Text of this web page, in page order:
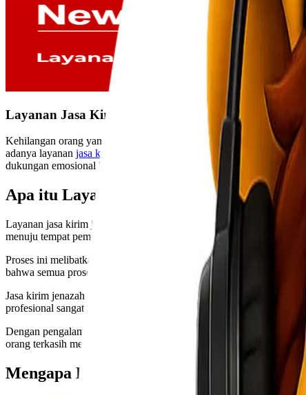
Layanan Jasa Kirim Jenazah Seluruh Indonesia
Kehilangan orang yang kita cintai adalah salah satu momen
adanya layanan jasa kirim jenazah
lionel express, semua urusan
dukungan emosional bagi keluarga yang ditinggalkan. Mari kita
Apa itu Layanan Jasa Kirim Jenazah?
Layanan jasa kirim jenazah adalah layanan yang menyediakan
menuju tempat pemakaman atau krematorium.la
Proses ini melibatkan berbagai aspek penting. Selain transportasi,
bahwa semua prosedur dilakukan sesuai dengan hukum dan
Jasa kirim jenazah hadir untuk memberikan kemudahan bagi
profesional sangat membantu meringankan beban tersebut.
Dengan pengalaman dan keahlian di bidangnya, mereka akan
orang terkasih mereka diperlakukan dengan baik selama proses
Mengapa Layanan Jasa Kirim Jenazah